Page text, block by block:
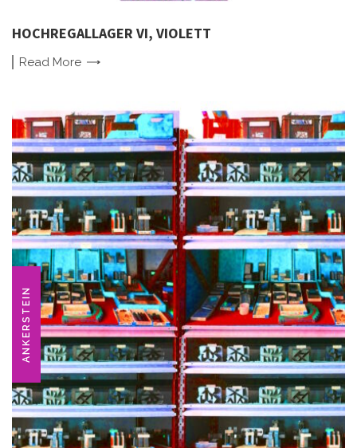
HOCHREGALLAGER VI, VIOLETT
Read More
ANKERSTEIN